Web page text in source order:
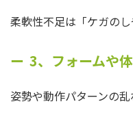
柔軟性不足は「ケガのし
3、フォームや
姿勢や動作パターンの乱